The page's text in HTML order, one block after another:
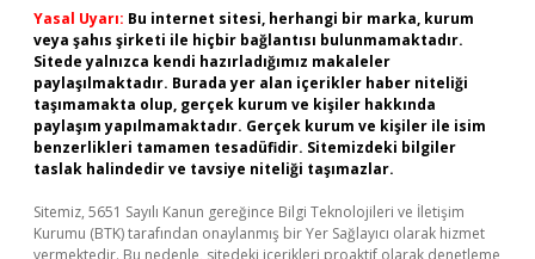
Yasal Uyarı: Bu internet sitesi, herhangi bir marka, kurum
veya şahıs şirketi ile hiçbir bağlantısı bulunmamaktadır.
Sitede yalnızca kendi hazırladığımız makaleler
paylaşılmaktadır. Burada yer alan içerikler haber niteliği
taşımamakta olup, gerçek kurum ve kişiler hakkında
paylaşım yapılmamaktadır. Gerçek kurum ve kişiler ile isim
benzerlikleri tamamen tesadüfidir. Sitemizdeki bilgiler
taslak halindedir ve tavsiye niteliği taşımazlar.
Sitemiz, 5651 Sayılı Kanun gereğince Bilgi Teknolojileri ve İletişim
Kurumu (BTK) tarafından onaylanmış bir Yer Sağlayıcı olarak hizmet
vermektedir. Bu nedenle, sitedeki içerikleri proaktif olarak denetleme